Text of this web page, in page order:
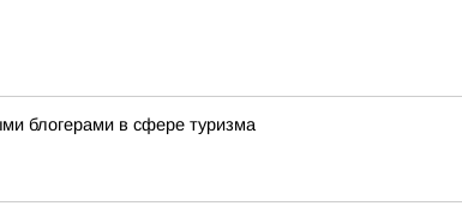
блогерами в сфере туризма